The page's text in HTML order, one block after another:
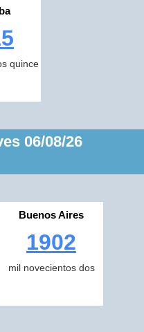
quince
06/08/26
Buenos Aires
1902
mil novecientos dos